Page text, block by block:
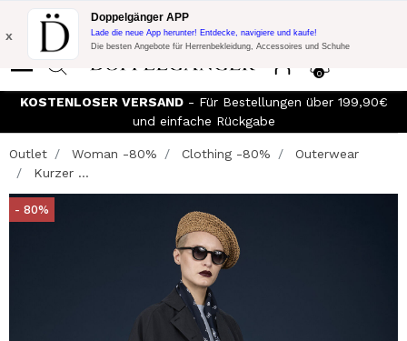
Blitzangebot:
10% Extra-Rabatt auf 300€ Einkauf mit Code:
DOPPEL300
0
x
Doppelgänger APP
Lade die neue App herunter! Entdecke, navigiere und kaufe!
Die besten Angebote für Herrenbekleidung, Accessoires und Schuhe
KOSTENLOSER VERSAND- Für Bestellungen über 199,90€
und einfache Rückgabe
Outlet Woman -80% Clothing -80%
Outerwear
Kurzer ...
- 80%